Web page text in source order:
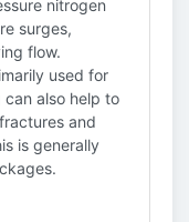
nitrogen
surges,
flow.
used for
also help to
and
is generally